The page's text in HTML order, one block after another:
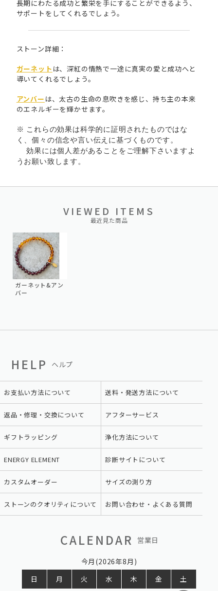
長期にわたる成功と繁栄を手にすることができるよう、
サポートをしてくれるでしょう。
ストーン詳細：
ガーネット は、深紅の情熱で一途に真実の愛と成功へと
導いてくれるでしょう。
アンバー は、太古の生命の息吹きを感じ、持ち主の本来
のエネルギーを輝かせます。
※ これらの効果は科学的に証明されたものではな
く、個々の信念や言い伝えに基づくものです。
効果には個人差があることをご理解下さいますよ
うお願い致します。
VIEWED ITEMS
最近見た商品
ガーネット&アン
バー
HELP ヘルプ
お支払い方法について 送料・発送方法について
返品・修理・交換について アフターサービス
ギフトラッピング 浄化方法について
ENERGY ELEMENT 診断サイトについて
カスタムオーダー サイズの測り方
ストーンのクオリティについて お問い合わせ・よくある質問
CALENDAR 営業日
今月(2026年8月)
日
月 火 水 木 金
土